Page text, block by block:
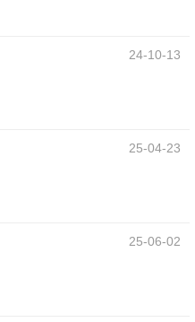
24-10-13
25-04-23
25-06-02